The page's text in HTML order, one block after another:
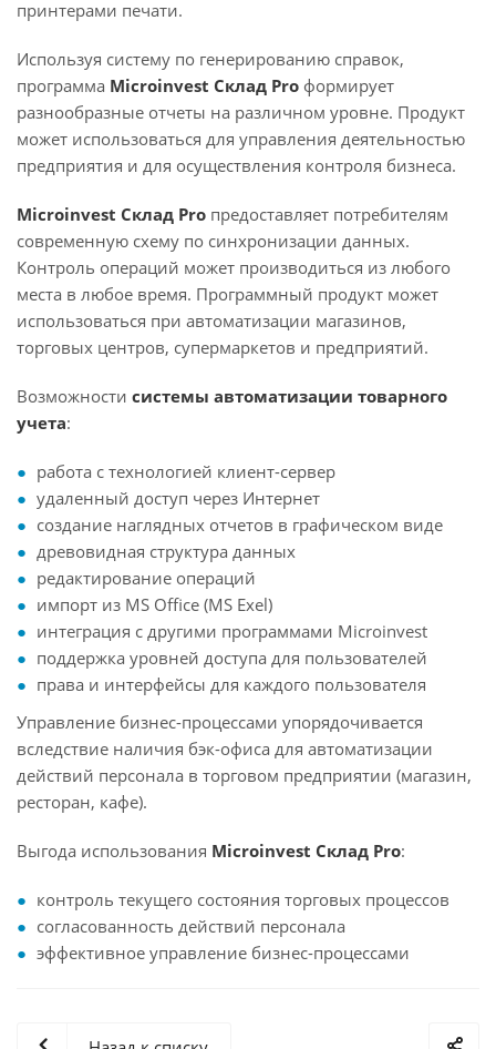
принтерами печати.
Используя систему по генерированию справок,
программа Microinvest Склад Pro формирует
разнообразные отчеты на различном уровне. Продукт
может использоваться для управления деятельностью
предприятия и для осуществления контроля бизнеса.
Microinvest Склад Pro предоставляет потребителям
современную схему по синхронизации данных.
Контроль операций может производиться из любого
места в любое время. Программный продукт может
использоваться при автоматизации магазинов,
торговых центров, супермаркетов и предприятий.
Возможности системы автоматизации товарного
учета:
работа с технологией клиент-сервер
удаленный доступ через Интернет
создание наглядных отчетов в графическом виде
древовидная структура данных
редактирование операций
импорт из MS Office (MS Exel)
интеграция с другими программами Microinvest
поддержка уровней доступа для пользователей
права и интерфейсы для каждого пользователя
Управление бизнес-процессами упорядочивается
вследствие наличия бэк-офиса для автоматизации
действий персонала в торговом предприятии (магазин,
ресторан, кафе).
Выгода использования Microinvest Склад Pro:
контроль текущего состояния торговых процессов
согласованность действий персонала
эффективное управление бизнес-процессами